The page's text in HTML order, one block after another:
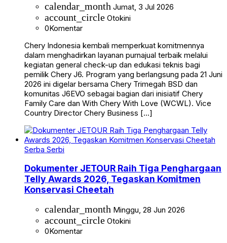
calendar_month Jumat, 3 Jul 2026
account_circle Otokini
0Komentar
Chery Indonesia kembali memperkuat komitmennya
dalam menghadirkan layanan purnajual terbaik melalui
kegiatan general check-up dan edukasi teknis bagi
pemilik Chery J6. Program yang berlangsung pada 21 Juni
2026 ini digelar bersama Chery Trimegah BSD dan
komunitas J6EVO sebagai bagian dari inisiatif Chery
Family Care dan With Chery With Love (WCWL). Vice
Country Director Chery Business […]
Serba Serbi
Dokumenter JETOUR Raih Tiga Penghargaan
Telly Awards 2026, Tegaskan Komitmen
Konservasi Cheetah
calendar_month Minggu, 28 Jun 2026
account_circle Otokini
0Komentar